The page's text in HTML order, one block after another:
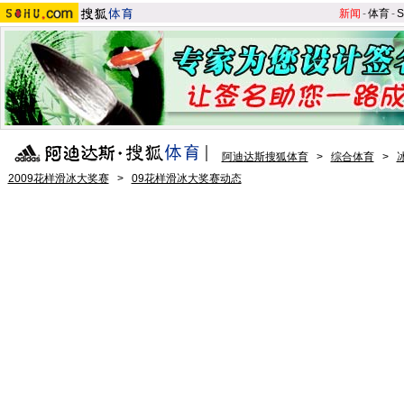
新闻 -体育-S
阿迪达斯搜狐体育 > 综合体育 >
2009花样滑冰大奖赛
> 09花样滑冰大奖赛动态